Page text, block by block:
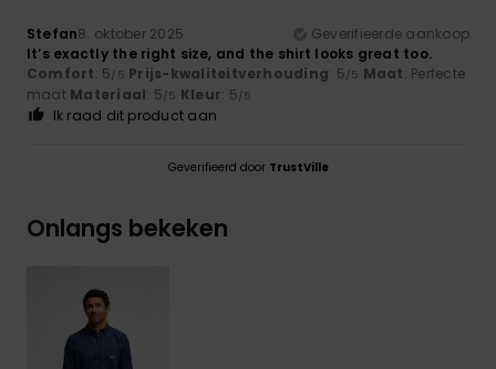
Stefan8. oktober 2025
Geverifieerde aankoop
It’s exactly the right size, and the shirt looks great too.
Comfort: 5/5 Prijs-kwaliteitverhouding: 5/5 Maat: Perfecte
maat Materiaal: 5/5 Kleur: 5/5
Ik raad dit product aan
Geverifieerd door TrustVille
Onlangs bekeken